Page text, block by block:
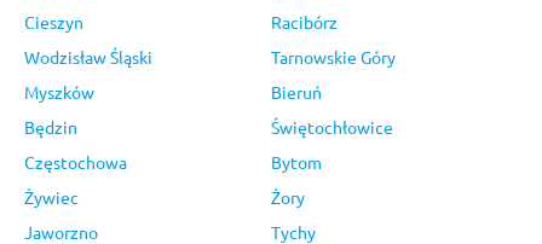
Cieszyn
Racibórz
Wodzisław Śląski
Tarnowskie Góry
Myszków
Bieruń
Będzin
Świętochłowice
Częstochowa
Bytom
Żywiec
Żory
Jaworzno
Tychy